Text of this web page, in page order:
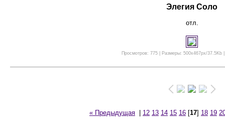
Элегия Соло
отл.
Просмотров: 775 | Размеры: 500x467px/37.5Kb
« Предыдущая 12 13 14 15 16 [17] 18 19